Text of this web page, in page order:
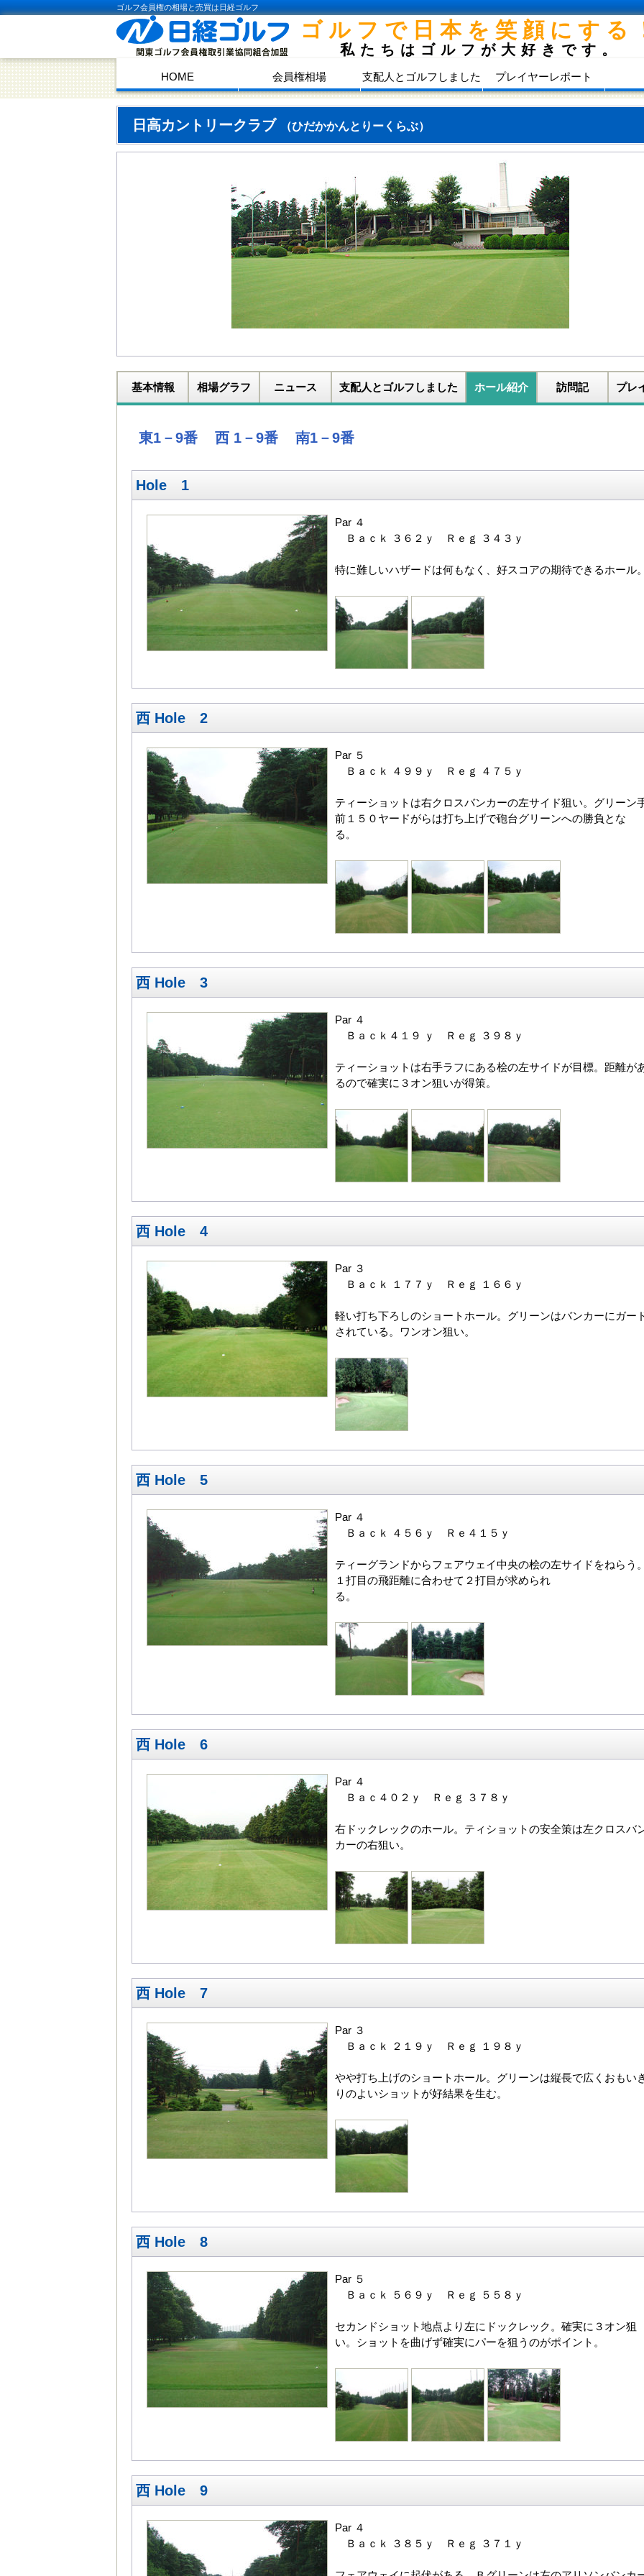
ゴルフ会員権の相場と売買は日経ゴルフ
ゴルフで日本を笑顔にする
私たちはゴルフが大好きです。
HOME 会員権相場 支配人とゴルフしました プレイヤーレポート
日高カントリークラブ （ひだかかんとりーくらぶ）
基本情報 相場グラフ ニュース 支配人とゴルフしました ホール紹介 訪問記 プレ
東1－9番 西 1－9番 南1－9番
Hole 1
Par ４
Ｂａｃｋ ３６２ｙ Ｒｅｇ ３４３ｙ
特に難しいハザードは何もなく、好スコアの期待できるホール
西 Hole 2
Par ５
Ｂａｃｋ ４９９ｙ Ｒｅｇ ４７５ｙ
ティーショットは右クロスバンカーの左サイド狙い。グリーン
前１５０ヤードがらは打ち上げで砲台グリーンへの勝負とな
る 。
西 Hole 3
Par ４
Ｂａｃｋ４１９ ｙ Ｒｅｇ ３９８ｙ
ティーショットは右手ラフにある桧の左サイドが目標。距離が
るので確実に３オン狙いが得策。
西 Hole 4
Par ３
Ｂａｃｋ １７７ｙ Ｒｅｇ １６６ｙ
軽い打ち下ろしのショートホール。グリーンはバンカーにガー
されている。ワンオン狙い。
西 Hole 5
Par ４
Ｂａｃｋ ４５６ｙ Ｒｅ４１５ｙ
ティーグランドからフェアウェイ中央の桧の左サイドをねらう
１打目の飛距離に合わせて２打目が求められ
る。
西 Hole 6
Par ４
Ｂａｃ４０２ｙ Ｒｅｇ ３７８ｙ
右ドックレックのホール。ティショットの安全策は左クロスバ
カーの右狙い。
西 Hole 7
Par ３
Ｂａｃｋ ２１９ｙ Ｒｅｇ １９８ｙ
やや打ち上げのショートホール。グリーンは縦長で広くおもい
りのよいショットが好結果を生む。
西 Hole 8
Par ５
Ｂａｃｋ ５６９ｙ Ｒｅｇ ５５８ｙ
セカンドショット地点より左にドックレック。確実に３オン狙
い。ショットを曲げず確実にパーを狙うのがポイント。
西 Hole 9
Par ４
Ｂａｃｋ ３８５ｙ Ｒｅｇ ３７１ｙ